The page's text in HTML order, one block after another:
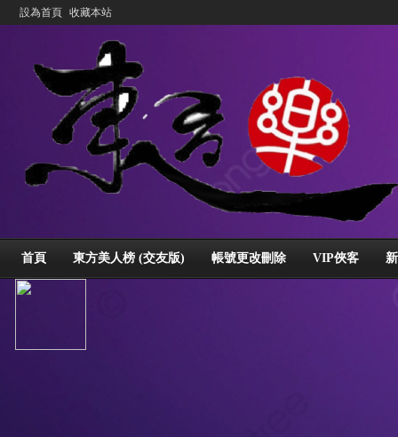
設為首頁 收藏本站
首頁 東方美人榜 (交友版) 帳號更改刪除 VIP俠客